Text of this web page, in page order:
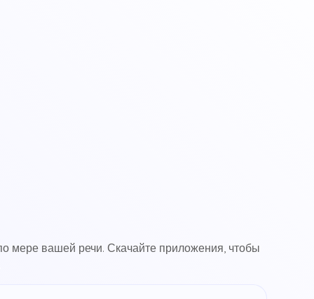
мере вашей речи. Скачайте приложения, чтобы